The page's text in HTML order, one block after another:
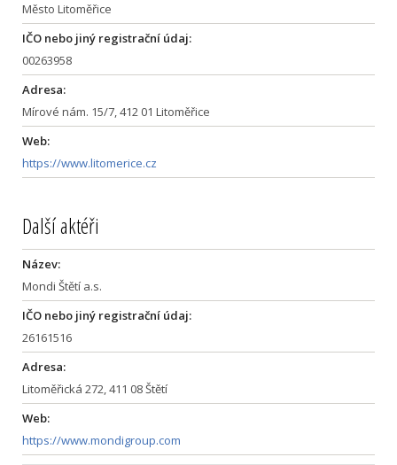
Město Litoměřice
IČO nebo jiný registrační údaj:
00263958
Adresa:
Mírové nám. 15/7, 412 01 Litoměřice
Web:
https://www.litomerice.cz
Další aktéři
Název:
Mondi Štětí a.s.
IČO nebo jiný registrační údaj:
26161516
Adresa:
Litoměřická 272, 411 08 Štětí
Web:
https://www.mondigroup.com